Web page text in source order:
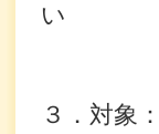
い
第一
第二
３．対象